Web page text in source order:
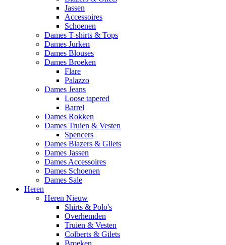
Jassen
Accessoires
Schoenen
Dames T-shirts & Tops
Dames Jurken
Dames Blouses
Dames Broeken
Flare
Palazzo
Dames Jeans
Loose tapered
Barrel
Dames Rokken
Dames Truien & Vesten
Spencers
Dames Blazers & Gilets
Dames Jassen
Dames Accessoires
Dames Schoenen
Dames Sale
Heren
Heren Nieuw
Shirts & Polo's
Overhemden
Truien & Vesten
Colberts & Gilets
Broeken